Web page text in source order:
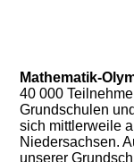
Mathematik-
40 000
Grundschulen
sich mittlerweile
Niedersachsen.
unserer